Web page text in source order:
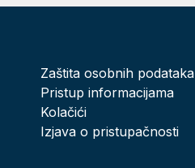
Zaštita osobnih podataka
Pristup informacijama
Kolačići
Izjava o pristupačnosti